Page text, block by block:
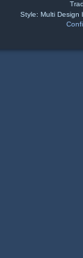
Style: Multi Design